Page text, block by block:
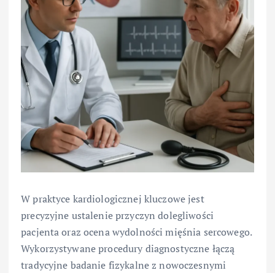
W praktyce kardiologicznej kluczowe jest
precyzyjne ustalenie przyczyn dolegliwości
pacjenta oraz ocena wydolności mięśnia sercowego.
Wykorzystywane procedury diagnostyczne łączą
tradycyjne badanie fizykalne z nowoczesnymi